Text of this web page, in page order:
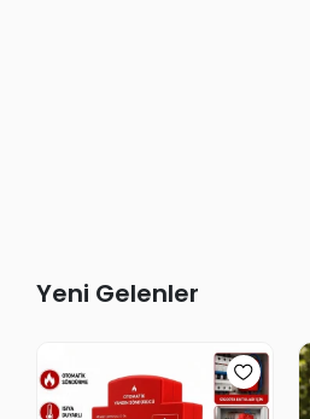
Yeni Gelenler